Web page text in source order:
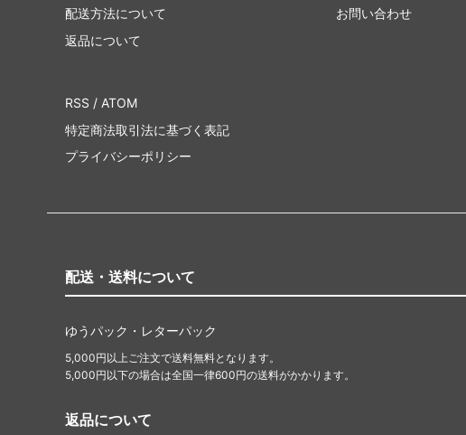
配送方法について
返品について
お問い合わせ
RSS / ATOM
特定商法取引法に基づく表記
プライバシーポリシー
配送・送料について
ゆうパック・レターパック
5,000円以上ご注文で送料無料となります。
5,000円以下の場合は全国一律600円の送料がかかります。
返品について